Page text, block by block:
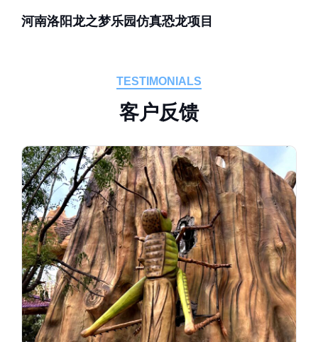
河南洛阳龙之梦乐园仿真恐龙项目
TESTIMONIALS
客户反馈